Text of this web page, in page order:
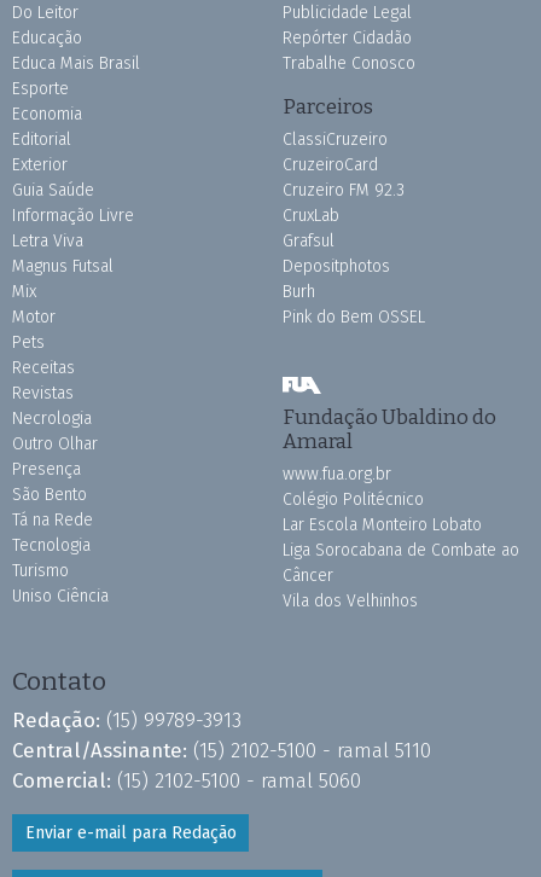
Do Leitor
Educação
Educa Mais Brasil
Esporte
Economia
Editorial
Exterior
Guia Saúde
Informação Livre
Letra Viva
Magnus Futsal
Mix
Motor
Pets
Receitas
Revistas
Necrologia
Outro Olhar
Presença
São Bento
Tá na Rede
Tecnologia
Turismo
Uniso Ciência
Publicidade Legal
Repórter Cidadão
Trabalhe Conosco
Parceiros
ClassiCruzeiro
CruzeiroCard
Cruzeiro FM 92.3
CruxLab
Grafsul
Depositphotos
Burh
Pink do Bem OSSEL
Fundação Ubaldino do
Amaral
www.fua.org.br
Colégio Politécnico
Lar Escola Monteiro Lobato
Liga Sorocabana de Combate ao
Câncer
Vila dos Velhinhos
Contato
Redação: (15) 99789-3913
Central/Assinante: (15) 2102-5100 - ramal 5110
Comercial: (15) 2102-5100 - ramal 5060
Enviar e-mail para Redação